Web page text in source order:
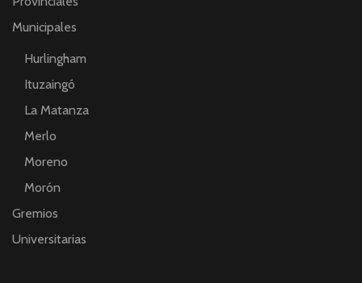
Municipales
Hurlingham
Ituzaingó
La Matanza
Merlo
Moreno
Morón
Gremios
Universitarias